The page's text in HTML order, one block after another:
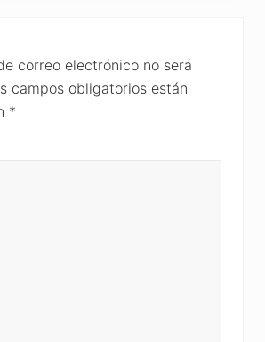
correo electrónico no será
campos obligatorios están
*